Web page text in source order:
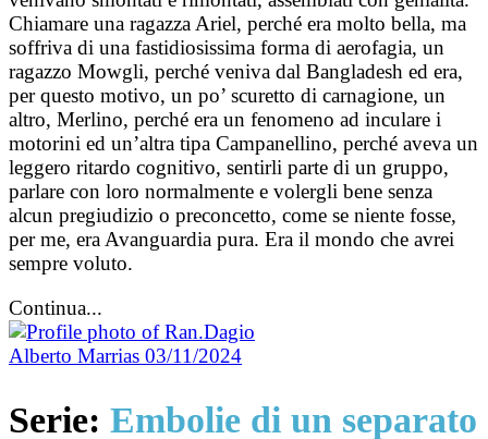
Chiamare una ragazza Ariel, perché era molto bella, ma
soffriva di una fastidiosissima forma di aerofagia, un
ragazzo Mowgli, perché veniva dal Bangladesh ed era,
per questo motivo, un po’ scuretto di carnagione, un
altro, Merlino, perché era un fenomeno ad inculare i
motorini ed un’altra tipa Campanellino, perché aveva un
leggero ritardo cognitivo, sentirli parte di un gruppo,
parlare con loro normalmente e volergli bene senza
alcun pregiudizio o preconcetto, come se niente fosse,
per me, era Avanguardia pura. Era il mondo che avrei
sempre voluto.
Continua...
Alberto Marrias 03/11/2024
Serie: Embolie di un separato